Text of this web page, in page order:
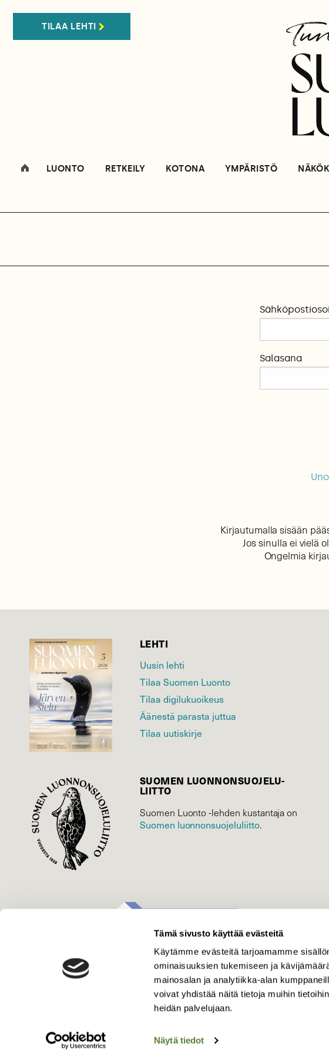
Tämä sivusto käyttää evästeitä
Käytämme evästeitä tarjoamamme
ominaisuuksien tukemiseen ja
mainosalan ja analytiikka-alan
voivat yhdistää näitä tietoja muihin
heidän palvelujaan.
Näytä tiedot
TILAA LEHTI
LUONTO RETKEILY KOTONA YMPÄRISTÖ
Salasana
Kirjautumalla sisään
Jos sinulla ei vielä
Ongelmia
LEHTI
Uusin lehti
Tilaa Suomen Luonto
Tilaa digilukuoikeus
Äänestä parasta juttua
Tilaa uutiskirje
SUOMEN LUONNON­SUOJELU­
LIITTO
Suomen Luonto -lehden kustantaja on
Suomen luonnonsuojelu­liitto.